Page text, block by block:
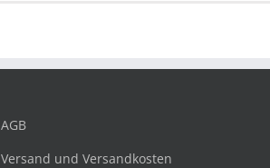
AGB
Versand und Versandkosten